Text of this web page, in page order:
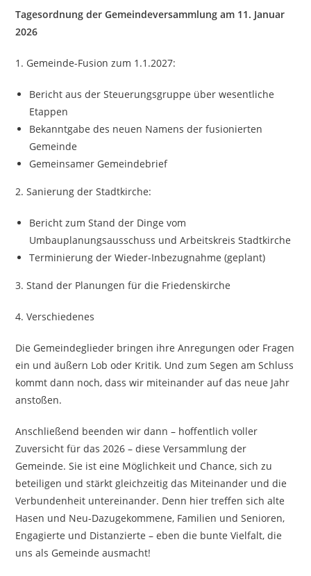
Tagesordnung der Gemeindeversammlung am 11. Januar
2026
1. Gemeinde-Fusion zum 1.1.2027:
Bericht aus der Steuerungsgruppe über wesentliche
Etappen
Bekanntgabe des neuen Namens der fusionierten
Gemeinde
Gemeinsamer Gemeindebrief
2. Sanierung der Stadtkirche:
Bericht zum Stand der Dinge vom
Umbauplanungsausschuss und Arbeitskreis Stadtkirche
Terminierung der Wieder-Inbezugnahme (geplant)
3. Stand der Planungen für die Friedenskirche
4. Verschiedenes
Die Gemeindeglieder bringen ihre Anregungen oder Fragen
ein und äußern Lob oder Kritik. Und zum Segen am Schluss
kommt dann noch, dass wir miteinander auf das neue Jahr
anstoßen.
Anschließend beenden wir dann – hoffentlich voller
Zuversicht für das 2026 – diese Versammlung der
Gemeinde. Sie ist eine Möglichkeit und Chance, sich zu
beteiligen und stärkt gleichzeitig das Miteinander und die
Verbundenheit untereinander. Denn hier treffen sich alte
Hasen und Neu-Dazugekommene, Familien und Senioren,
Engagierte und Distanzierte – eben die bunte Vielfalt, die
uns als Gemeinde ausmacht!